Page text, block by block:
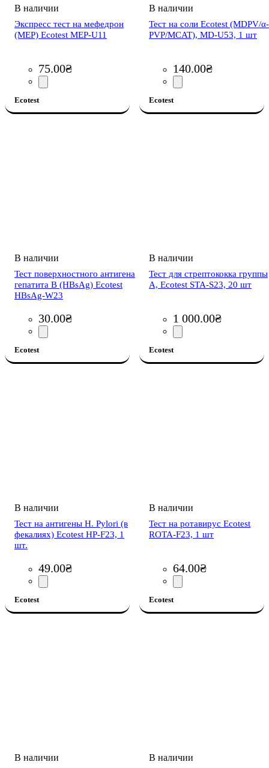
Экспресс тест на мефедрон
(MEP) Ecotest MEP-U11
75.00₴
Ecotest
Тест на соли Ecotest (MDPV/α-
PVP/MCAT), MD-U53, 1 шт
140.00₴
Ecotest
Тест поверхностного антигена
гепатита В (HBsAg) Ecotest
HBsAg-W23
30.00₴
Ecotest
Тест для стрептококка группы
А, Ecotest STA-S23, 20 шт
1 000.00₴
Ecotest
Тест на антигены H. Pylori (в
фекалиях) Ecotest HP-F23, 1
шт.
49.00₴
Ecotest
Тест на ротавирус Ecotest
ROTA-F23, 1 шт
64.00₴
Ecotest